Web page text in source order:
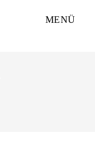
MENÜ